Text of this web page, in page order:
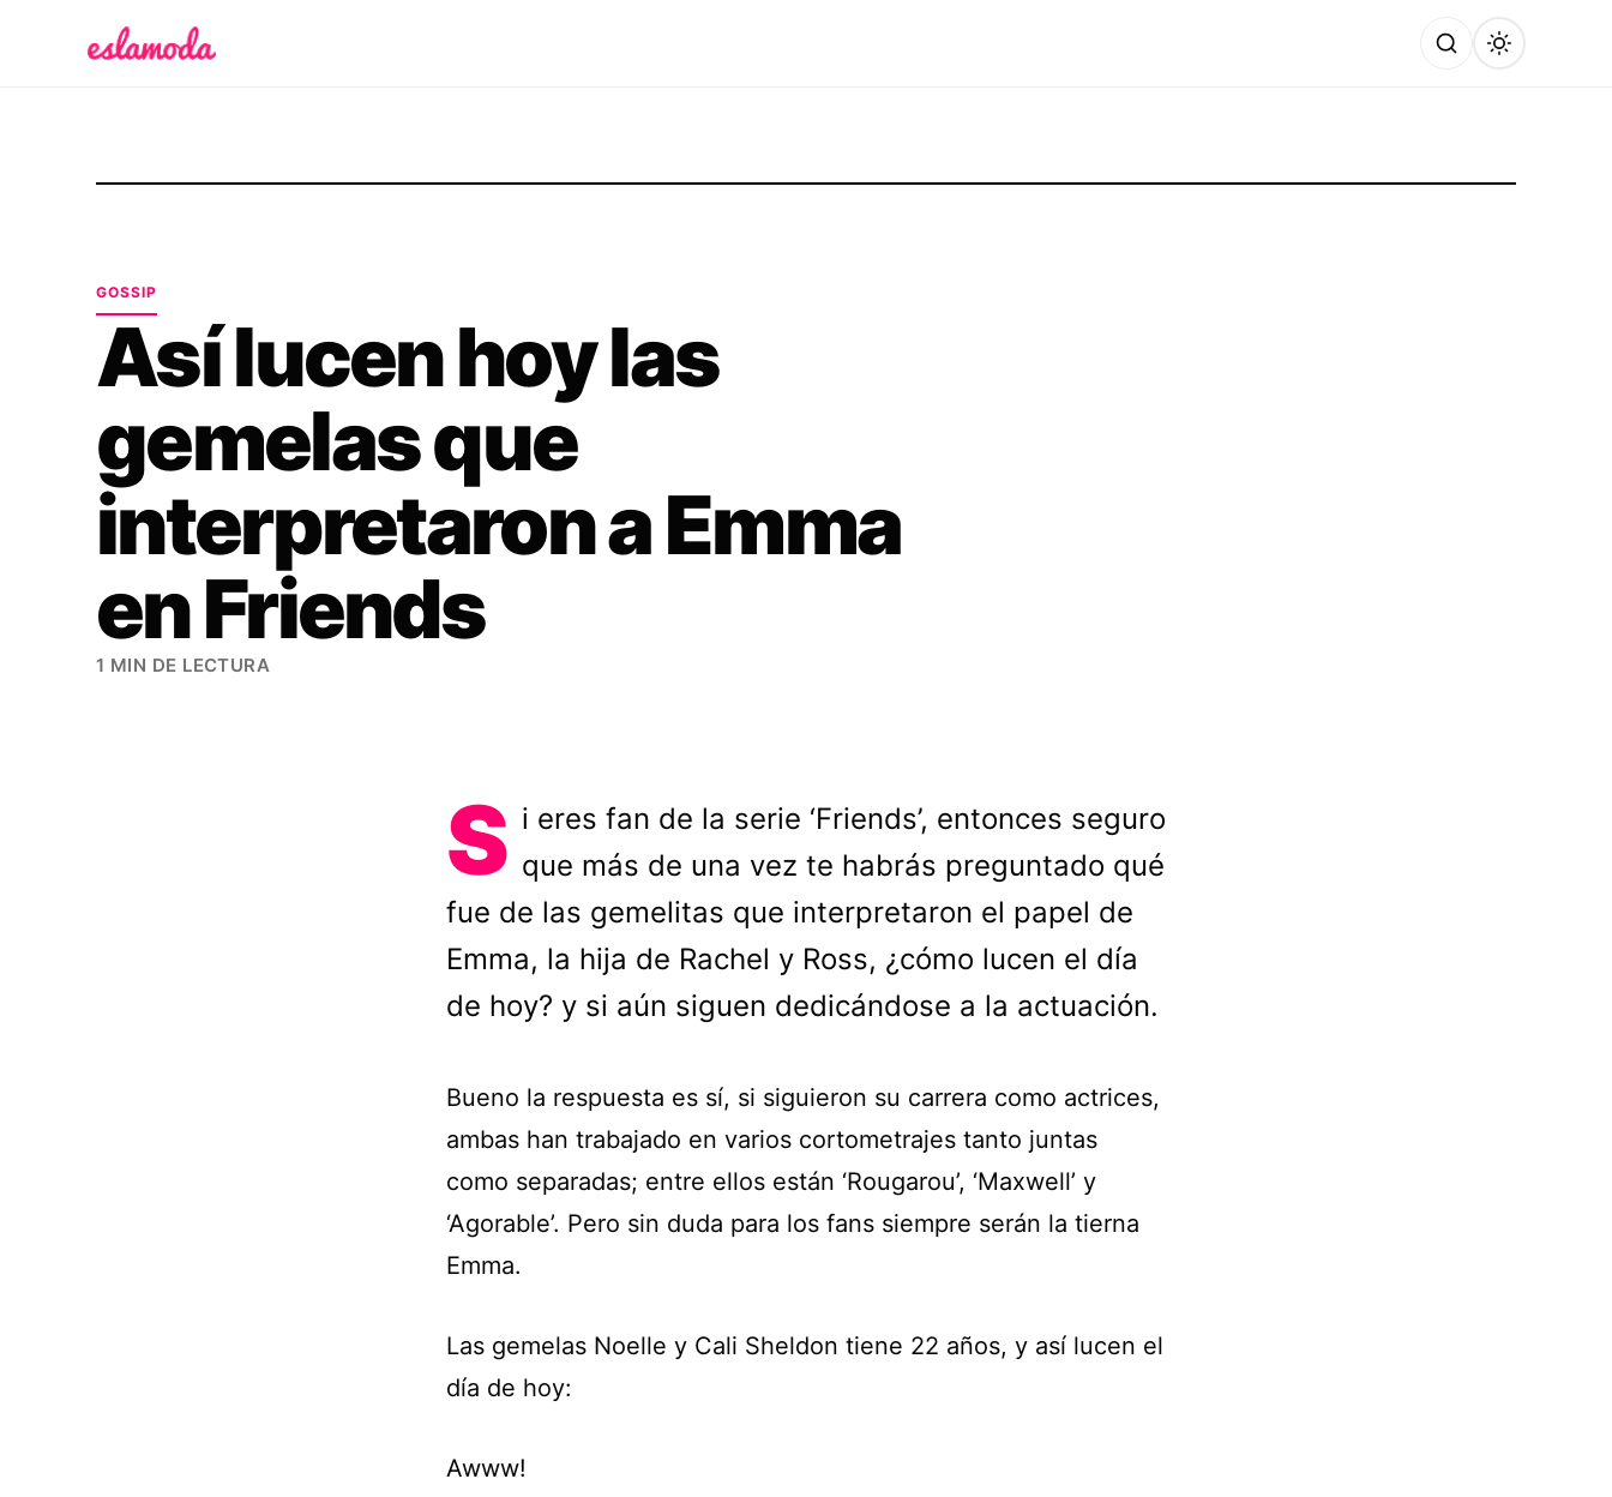
GOSSIP
Así lucen hoy las
gemelas que
interpretaron a Emma
en Friends
1 MIN DE LECTURA
S i eres fan de la serie ‘Friends’, entonces seguro
que más de una vez te habrás preguntado qué
fue de las gemelitas que interpretaron el papel de
Emma, la hija de Rachel y Ross, ¿cómo lucen el día
de hoy? y si aún siguen dedicándose a la actuación.
Bueno la respuesta es sí, si siguieron su carrera como actrices,
ambas han trabajado en varios cortometrajes tanto juntas
como separadas; entre ellos están ‘Rougarou’, ‘Maxwell’ y
‘Agorable’. Pero sin duda para los fans siempre serán la tierna
Emma.
Las gemelas Noelle y Cali Sheldon tiene 22 años, y así lucen el
día de hoy:
Awww!